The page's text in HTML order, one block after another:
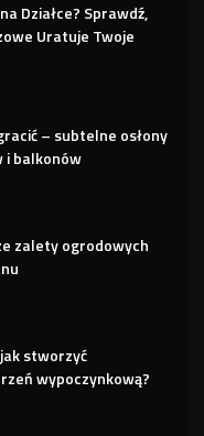
Działce? Sprawdź,
Uratuje Twoje
– subtelne osłony
i balkonów
zalety ogrodowych
stworzyć
wypoczynkową?